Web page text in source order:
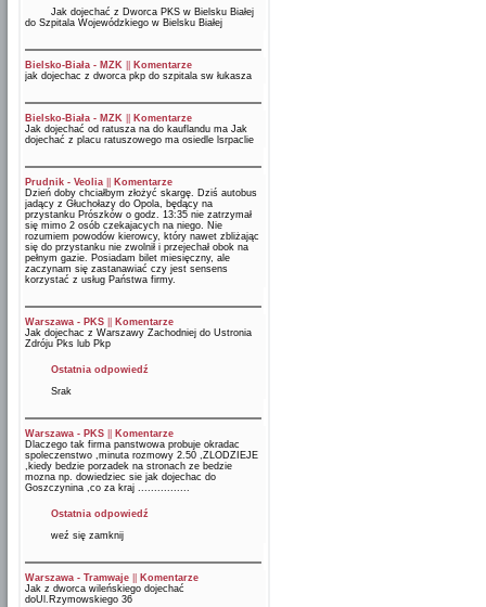
Jak dojechać z Dworca PKS w Bielsku Białej
do Szpitala Wojewódzkiego w Bielsku Białej
Bielsko-Biała - MZK
Komentarze
jak dojechac z dworca pkp do szpitala sw łukasza
Bielsko-Biała - MZK
Komentarze
Jak dojechać od ratusza na do kauflandu ma Jak
dojechać z placu ratuszowego ma osiedle lsrpaclie
Prudnik - Veolia
Komentarze
Dzień doby chciałbym złożyć skargę. Dziś autobus
jadący z Głuchołazy do Opola, będący na
przystanku Prószków o godz. 13:35 nie zatrzymał
się mimo 2 osób czekajacych na niego. Nie
rozumiem powodów kierowcy, który nawet zbliżając
się do przystanku nie zwolnił i przejechał obok na
pełnym gazie. Posiadam bilet miesięczny, ale
zaczynam się zastanawiać czy jest sensens
korzystać z usług Państwa firmy.
Warszawa - PKS
Komentarze
Jak dojechac z Warszawy Zachodniej do Ustronia
Zdróju Pks lub Pkp
Ostatnia odpowiedź
Srak
Warszawa - PKS
Komentarze
Dlaczego tak firma panstwowa probuje okradac
spoleczenstwo ,minuta rozmowy 2.50 ,ZLODZIEJE
,kiedy bedzie porzadek na stronach ze bedzie
mozna np. dowiedziec sie jak dojechac do
Goszczynina ,co za kraj ................
Ostatnia odpowiedź
weź się zamknij
Warszawa - Tramwaje
Komentarze
Jak z dworca wileńskiego dojechać
doUl.Rzymowskiego 36